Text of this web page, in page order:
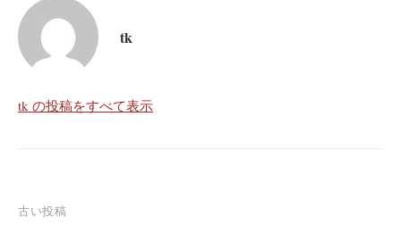
tk
tk の投稿をすべて表示
投
古い投稿